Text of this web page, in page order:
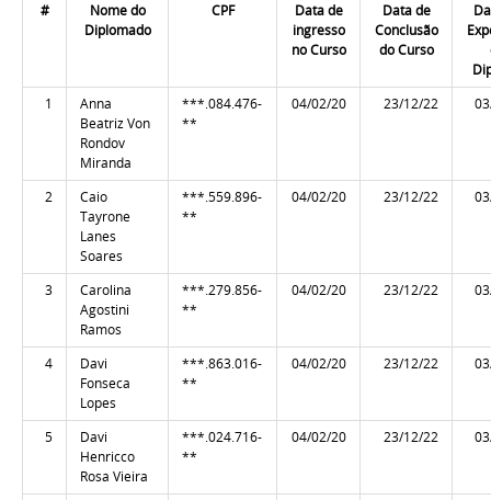
#
Nome do
Diplomado
CPF
Data de
ingresso
no Curso
Data de
Conclusão
do Curso
1
Anna
Beatriz Von
Rondov
Miranda
***.084.476-
**
04/02/20 23/12/22
2
Caio
Tayrone
Lanes
Soares
***.559.896-
**
04/02/20 23/12/22
3
Carolina
Agostini
Ramos
***.279.856-
**
04/02/20 23/12/22
4
Davi
Fonseca
Lopes
***.863.016-
**
04/02/20 23/12/22
5
Davi
Henricco
Rosa Vieira
***.024.716-
**
04/02/20 23/12/22